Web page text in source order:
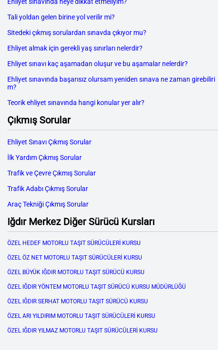
Ehliyet sınavında neye dikkat etmeliyim?
Tali yoldan gelen birine yol verilir mi?
Sitedeki çıkmış sorulardan sınavda çıkıyor mu?
Ehliyet almak için gerekli yaş sınırları nelerdir?
Ehliyet sınavı kaç aşamadan oluşur ve bu aşamalar nelerdir?
Ehliyet sınavında başarısız olursam yeniden sınava ne zaman girebiliri
m?
Teorik ehliyet sınavında hangi konular yer alır?
Çıkmış Sorular
Ehliyet Sınavı Çıkmış Sorular
İlk Yardım Çıkmış Sorular
Trafik ve Çevre Çıkmış Sorular
Trafik Adabı Çıkmış Sorular
Araç Tekniği Çıkmış Sorular
Iğdır Merkez Diğer Sürücü Kursları
ÖZEL HEDEF MOTORLU TAŞIT SÜRÜCÜLERİ KURSU
ÖZEL ÖZ NET MOTORLU TAŞIT SÜRÜCÜLERİ KURSU
ÖZEL BÜYÜK IĞDIR MOTORLU TAŞIT SÜRÜCÜ KURSU
ÖZEL IĞDIR YÖNTEM MOTORLU TAŞIT SÜRÜCÜ KURSU MÜDÜRLÜĞÜ
ÖZEL IĞDIR SERHAT MOTORLU TAŞIT SÜRÜCÜ KURSU
ÖZEL ARI YILDIRIM MOTORLU TAŞIT SÜRÜCÜLERİ KURSU
ÖZEL IĞDIR YILMAZ MOTORLU TAŞIT SÜRÜCÜLERİ KURSU